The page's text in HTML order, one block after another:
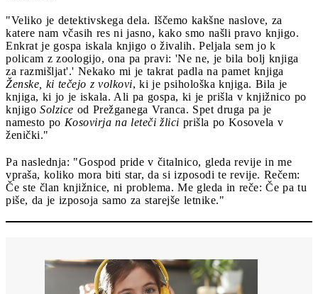
"Veliko je detektivskega dela. Iščemo kakšne naslove, za
katere nam včasih res ni jasno, kako smo našli pravo knjigo.
Enkrat je gospa iskala knjigo o živalih. Peljala sem jo k
policam z zoologijo, ona pa pravi: 'Ne ne, je bila bolj knjiga
za razmišljat'.' Nekako mi je takrat padla na pamet knjiga
Ženske, ki tečejo z volkovi, ki je psihološka knjiga. Bila je
knjiga, ki jo je iskala. Ali pa gospa, ki je prišla v knjižnico po
knjigo Solzice od Prežganega Vranca. Spet druga pa je
namesto po Kosovirja na leteči žlici prišla po Kosovela v
ženički."
Pa naslednja: "Gospod pride v čitalnico, gleda revije in me
vpraša, koliko mora biti star, da si izposodi te revije. Rečem:
Če ste član knjižnice, ni problema. Me gleda in reče: Če pa tu
piše, da je izposoja samo za starejše letnike."